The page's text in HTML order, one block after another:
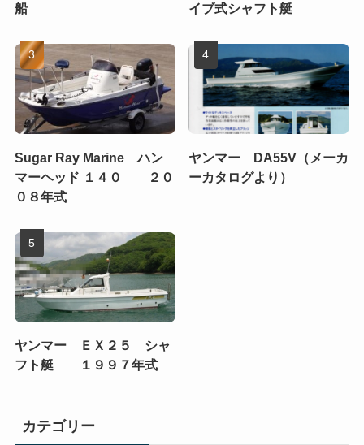
船 イブ式シャフト艇
Sugar Ray Marine ハン
マーヘッド １４０ ２０
０８年式
ヤンマー DA55V（メーカ
ーカタログより）
ヤンマー ＥＸ２５ シャ
フト艇 １９９７年式
カテゴリー